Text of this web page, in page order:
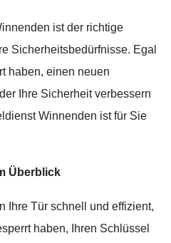
ist der richtige
Sicherheitsbedürfnisse. Egal
haben, einen neuen
Ihre Sicherheit verbessern
Winnenden ist für Sie
Überblick
Ihre Tür schnell und effizient,
haben, Ihren Schlüssel